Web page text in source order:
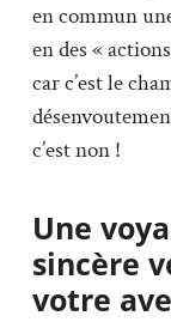
en commun
en des «
car c’est le
c’est non !
Une
sincère
votre